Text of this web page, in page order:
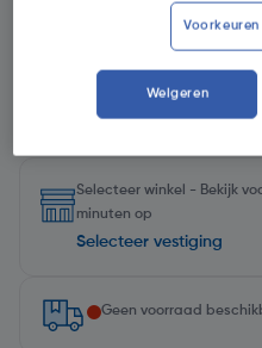
€ 2,97 | Excl. btw € 2,45
Selecteer winkel - Bekijk
minuten op
Selecteer vestiging
Geen voorraad
Weigeren